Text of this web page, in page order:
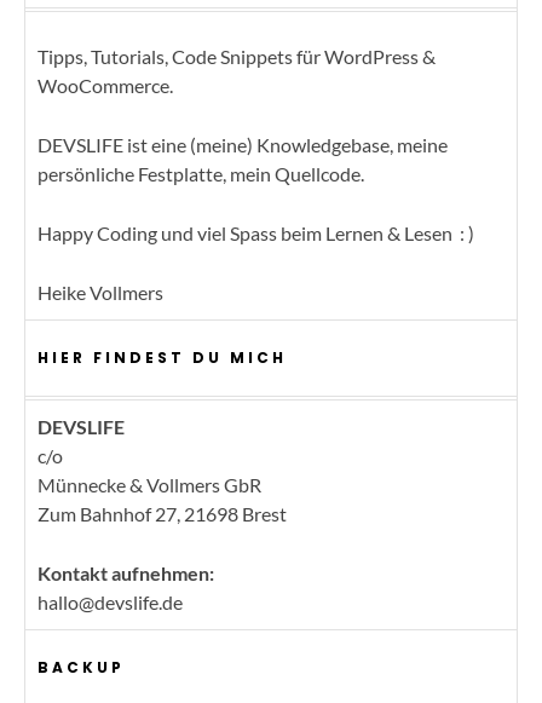
Tipps, Tutorials, Code Snippets für WordPress &
WooCommerce.
DEVSLIFE ist eine (meine) Knowledgebase, meine
persönliche Festplatte, mein Quellcode.
Happy Coding und viel Spass beim Lernen & Lesen : )
Heike Vollmers
HIER FINDEST DU MICH
DEVSLIFE
c/o
Münnecke & Vollmers GbR
Zum Bahnhof 27, 21698 Brest
Kontakt aufnehmen:
hallo@devslife.de
BACKUP